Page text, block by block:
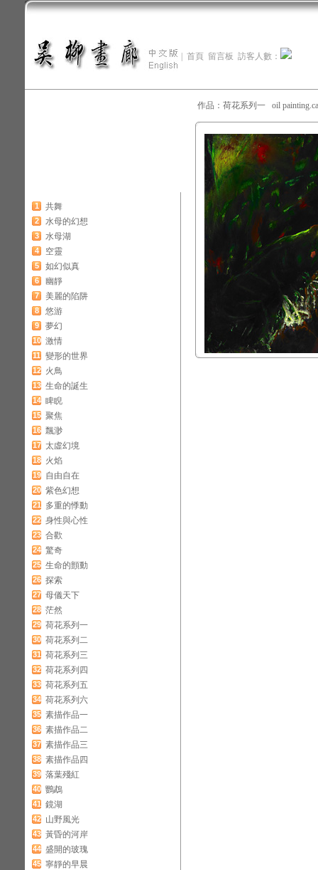
首頁 留言板 訪客人數：
1 共舞
2 水母的幻想
3 水母湖
4 空靈
5 如幻似真
6 幽靜
7 美麗的陷阱
8 悠游
9 夢幻
10 激情
11 變形的世界
12 火鳥
13 生命的誕生
14 睥睨
15 聚焦
16 飄渺
17 太虛幻境
18 火焰
19 自由自在
20 紫色幻想
21 多重的悸動
22 身性與心性
23 合歡
24 驚奇
25 生命的顫動
26 探索
27 母儀天下
28 茫然
29 荷花系列一
30 荷花系列二
31 荷花系列三
32 荷花系列四
33 荷花系列五
34 荷花系列六
35 素描作品一
36 素描作品二
37 素描作品三
38 素描作品四
39 落葉殘紅
40 鸚鵡
41 鏡湖
42 山野風光
43 黃昏的河岸
44 盛開的玻瑰
45 寧靜的早晨
作品：荷花系列一 oil